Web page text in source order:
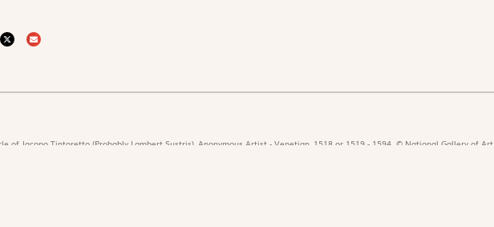
of Jacopo Tintoretto (Probably Lambert Sustris), Anonymous Artist - Venetian, 1518 or 1519 - 1594. © National Gallery of Art,